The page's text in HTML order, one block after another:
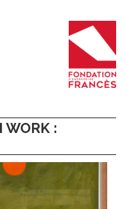
WORK :